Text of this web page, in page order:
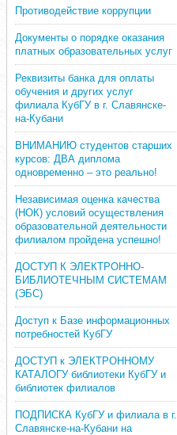
Противодействие коррупции
Документы о порядке оказания
платных образовательных услуг
Реквизиты банка для оплаты
обучения и других услуг
филиала КубГУ в г. Славянске-
на-Кубани
ВНИМАНИЮ студентов старших
курсов: ДВА диплома
одновременно – это реально!
Независимая оценка качества
(НОК) условий осуществления
образовательной деятельности
филиалом пройдена успешно!
ДОСТУП К ЭЛЕКТРОННО-
БИБЛИОТЕЧНЫМ СИСТЕМАМ
(ЭБС)
Доступ к Базе информационных
потребностей КубГУ
ДОСТУП к ЭЛЕКТРОННОМУ
КАТАЛОГУ библиотеки КубГУ и
библиотек филиалов
ПОДПИСКА КубГУ и филиала в г.
Славянске-на-Кубани на